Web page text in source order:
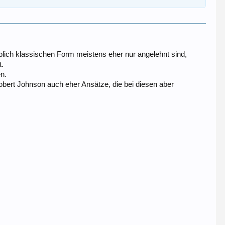
klassischen Form meistens eher nur angelehnt sind,
Johnson auch eher Ansätze, die bei diesen aber